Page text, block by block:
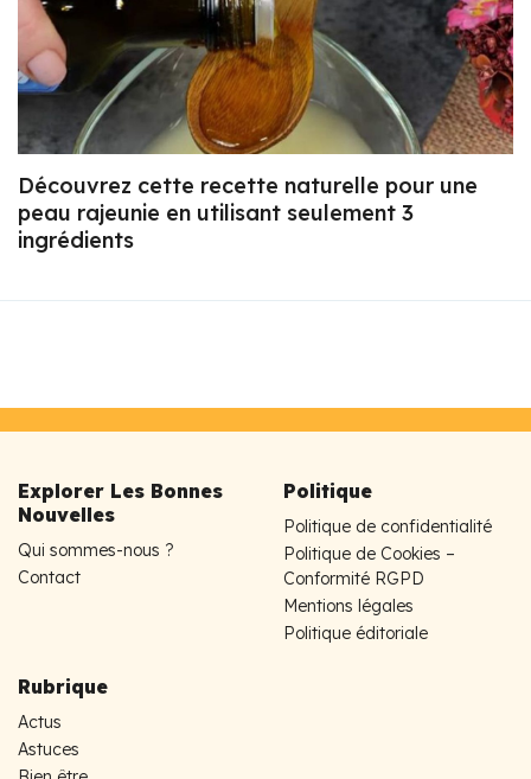
Découvrez cette recette naturelle pour une
peau rajeunie en utilisant seulement 3
ingrédients
Explorer Les Bonnes
Nouvelles
Qui sommes-nous ?
Contact
Politique
Politique de confidentialité
Politique de Cookies –
Conformité RGPD
Mentions légales
Politique éditoriale
Rubrique
Actus
Astuces